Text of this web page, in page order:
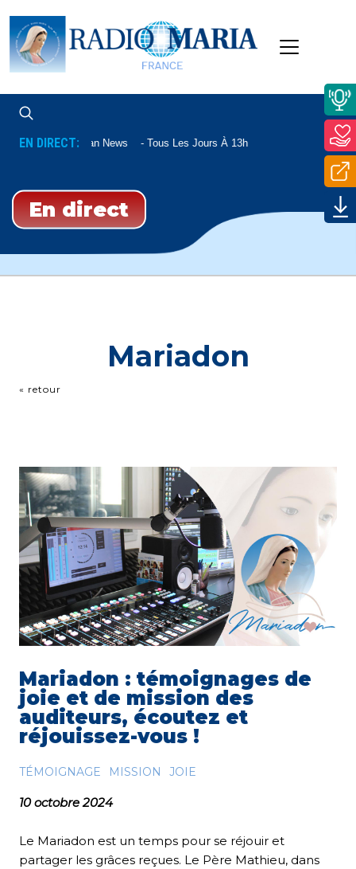
EN DIRECT:Vatican News Tous Les Jours À 13h
En direct
Mariadon
« retour
Mariadon : témoignages de
joie et de mission des
auditeurs, écoutez et
réjouissez-vous !
TÉMOIGNAGE MISSION JOIE
10 octobre 2024
Le Mariadon est un temps pour se réjouir et
partager les grâces reçues. Le Père Mathieu, dans